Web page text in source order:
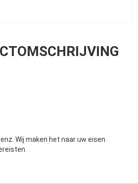
Wij maken het naar uw eisen.